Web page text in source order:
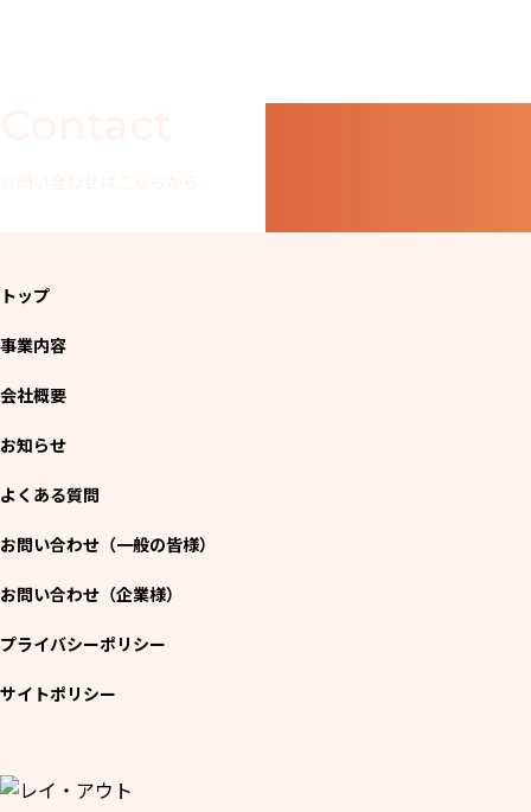
トップ
事業内容
会社概要
お知らせ
よくある質問
お問い合わせ（一般の皆様）
お問い合わせ（企業様）
プライバシーポリシー
サイトポリシー